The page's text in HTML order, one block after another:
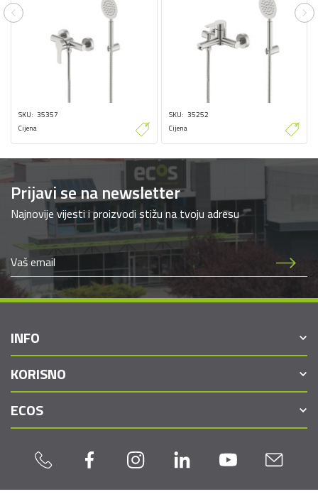
SKU 35357
Cijena
SKU 35252
Cijena
Previous
Prijavi se na newsletter
Najnovije vijesti i proizvodi stižu na tvoju adresu
INFO
KORISNO
ECOS